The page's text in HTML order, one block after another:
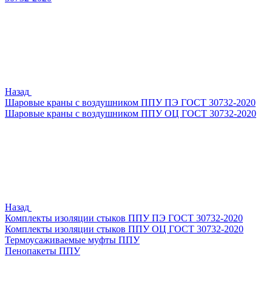
Назад
Шаровые краны с воздушником ППУ ПЭ ГОСТ 30732-2020
Шаровые краны с воздушником ППУ ОЦ ГОСТ 30732-2020
Назад
Комплекты изоляции стыков ППУ ПЭ ГОСТ 30732-2020
Комплекты изоляции стыков ППУ ОЦ ГОСТ 30732-2020
Термоусаживаемые муфты ППУ
Пенопакеты ППУ